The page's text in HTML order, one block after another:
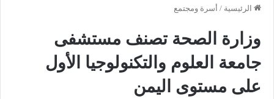
الرئيسية / أسرة ومجتمع
وزارة الصحة تصنف مستشفى
جامعة العلوم والتكنولوجيا الأول
على مستوى اليمن